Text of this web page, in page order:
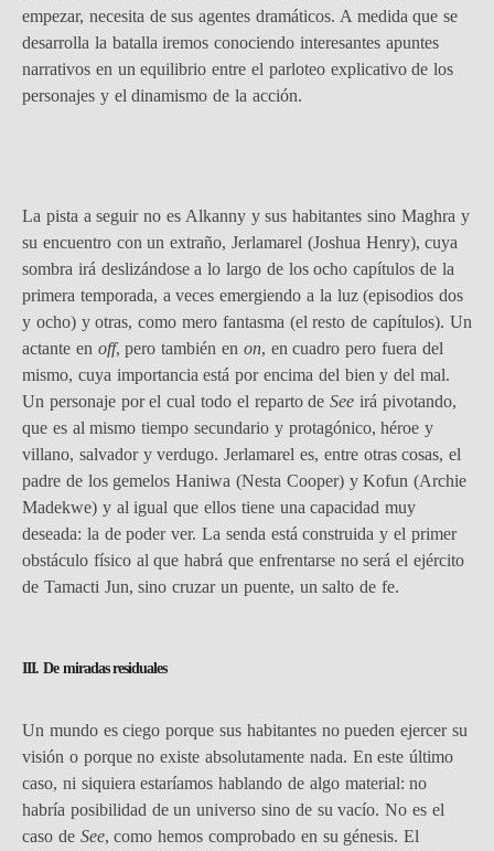
empezar, necesita de sus agentes dramáticos. A medida que se
desarrolla la batalla iremos conociendo interesantes apuntes
narrativos en un equilibrio entre el parloteo explicativo de los
personajes y el dinamismo de la acción.
La pista a seguir no es Alkanny y sus habitantes sino Maghra y
su encuentro con un extraño, Jerlamarel (Joshua Henry), cuya
sombra irá deslizándose a lo largo de los ocho capítulos de la
primera temporada, a veces emergiendo a la luz (episodios dos
y ocho) y otras, como mero fantasma (el resto de capítulos). Un
actante en off, pero también en on, en cuadro pero fuera del
mismo, cuya importancia está por encima del bien y del mal.
Un personaje por el cual todo el reparto deSee irá pivotando,
que es al mismo tiempo secundario y protagónico, héroe y
villano, salvador y verdugo. Jerlamarel es, entre otras cosas, el
padre de los gemelos Haniwa (Nesta Cooper) y Kofun (Archie
Madekwe) y al igual que ellos tiene una capacidad muy
deseada: la de poder ver. La senda está construida y el primer
obstáculo físico al que habrá que enfrentarse no será el ejército
de Tamacti Jun, sino cruzar un puente, un salto de fe.
III. De miradas residuales
Un mundo es ciego porque sus habitantes no pueden ejercer su
visión o porque no existe absolutamente nada. En este último
caso, ni siquiera estaríamos hablando de algo material: no
habría posibilidad de un universo sino de su vacío. No es el
caso de See, como hemos comprobado en su génesis. El